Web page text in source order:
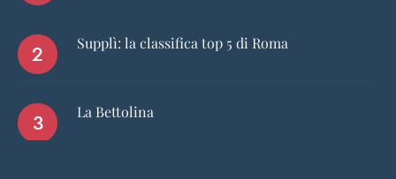
Supplì: la classifica top 5 di Roma
La Bettolina